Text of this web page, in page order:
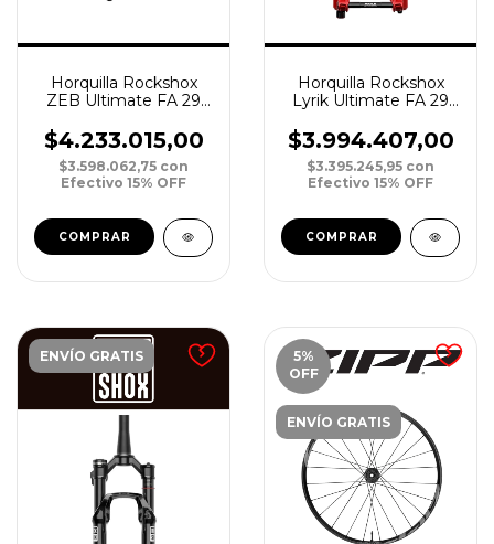
Horquilla Rockshox
ZEB Ultimate FA 29
Tapered 3P Crown
$4.233.015,00
$3.598.062,75 con
Efectivo 15% OFF
Horquilla Rockshox
Lyrik Ultimate FA 29
Tapered Crown R
$3.994.407,00
$3.395.245,95 con
Efectivo 15% OFF
ENVÍO GRATIS 5%
OFF
ENVÍO GRATIS